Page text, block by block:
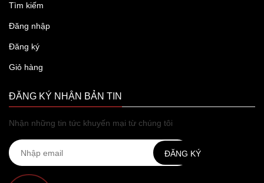
Tìm kiếm
Đăng nhập
Đăng ký
Giỏ hàng
ĐĂNG KÝ NHẬN BẢN TIN
Nhận những tin tức khuyến mại từ chúng tôi
ĐĂNG KÝ